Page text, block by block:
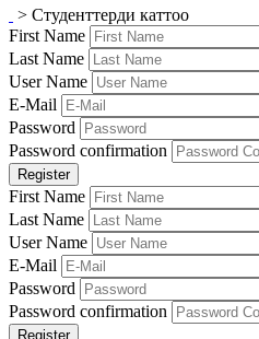
> Студенттерди каттоо
First Name
Last Name
User Name
E-Mail
Password
Password confirmation
Register
First Name
Last Name
User Name
E-Mail
Password
Password confirmation
Register